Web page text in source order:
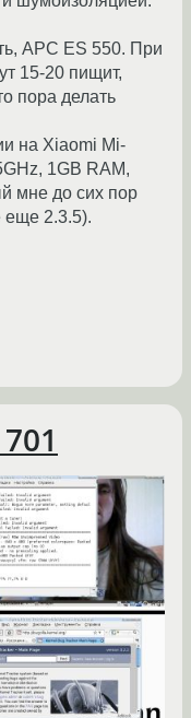
APC ES 550. При
15-20 пищит,
пора делать
на Xiaomi Mi-
1GB RAM,
мне до сих пор
еще 2.3.5).